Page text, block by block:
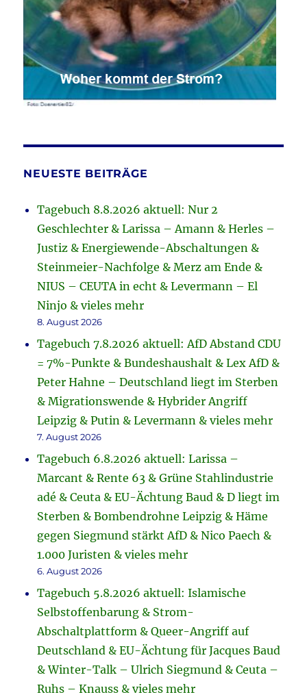
NEUESTE BEITRÄGE
Tagebuch 8.8.2026 aktuell: Nur 2
Geschlechter & Larissa – Amann & Herles –
Justiz & Energiewende-Abschaltungen &
Steinmeier-Nachfolge & Merz am Ende &
NIUS – CEUTA in echt & Levermann – El
Ninjo & vieles mehr
8. August 2026
Tagebuch 7.8.2026 aktuell: AfD Abstand CDU
= 7%-Punkte & Bundeshaushalt & Lex AfD &
Peter Hahne – Deutschland liegt im Sterben
& Migrationswende & Hybrider Angriff
Leipzig & Putin & Levermann & vieles mehr
7. August 2026
Tagebuch 6.8.2026 aktuell: Larissa –
Marcant & Rente 63 & Grüne Stahlindustrie
adé & Ceuta & EU-Ächtung Baud & D liegt im
Sterben & Bombendrohne Leipzig & Häme
gegen Siegmund stärkt AfD & Nico Paech &
1.000 Juristen & vieles mehr
6. August 2026
Tagebuch 5.8.2026 aktuell: Islamische
Selbstoffenbarung & Strom-
Abschaltplattform & Queer-Angriff auf
Deutschland & EU-Ächtung für Jacques Baud
& Winter-Talk – Ulrich Siegmund & Ceuta –
Ruhs – Knauss & vieles mehr